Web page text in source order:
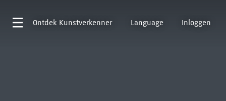
Ontdek Kunstverkenner Language Inloggen